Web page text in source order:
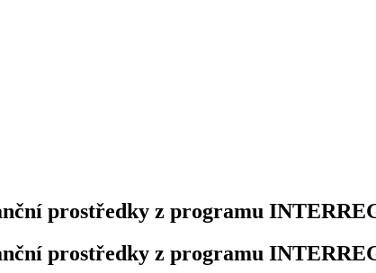
prostředky z programu
prostředky z programu